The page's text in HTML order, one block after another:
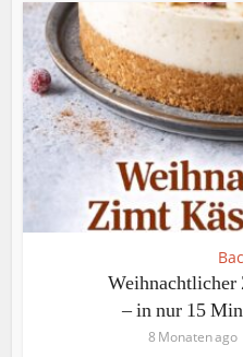
Weihnachtlicher
– in nur 15
8 Monaten ago